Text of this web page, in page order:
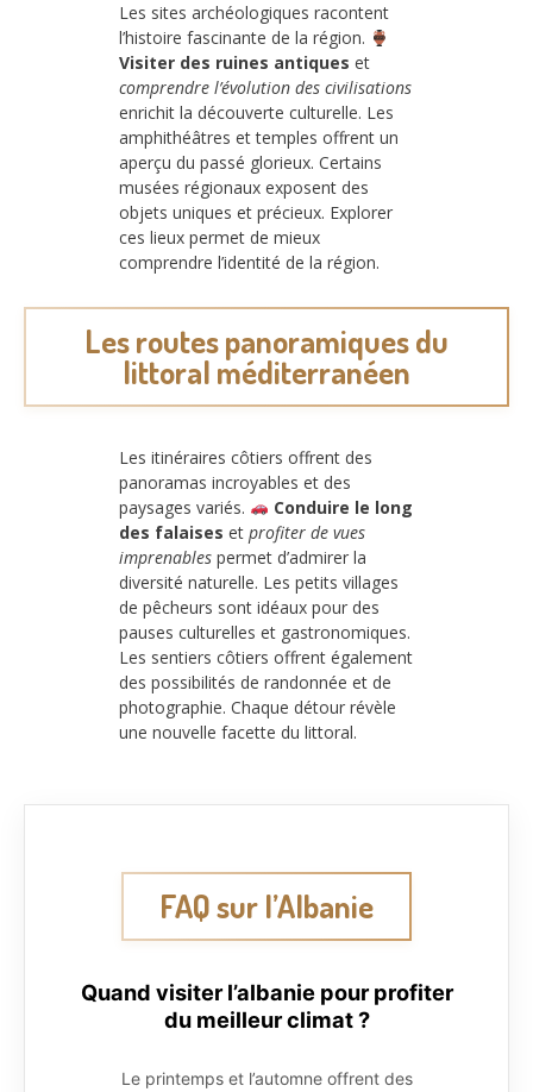
Les sites archéologiques racontent
l’histoire fascinante de la région.
Visiter des ruines antiques et
comprendre l’évolution des civilisations
enrichit la découverte culturelle. Les
amphithéâtres et temples offrent un
aperçu du passé glorieux. Certains
musées régionaux exposent des
objets uniques et précieux. Explorer
ces lieux permet de mieux
comprendre l’identité de la région.
Les routes panoramiques du
littoral méditerranéen
Les itinéraires côtiers offrent des
panoramas incroyables et des
paysages variés.
Conduire le long
des falaises et profiter de vues
imprenables permet d’admirer la
diversité naturelle. Les petits villages
de pêcheurs sont idéaux pour des
pauses culturelles et gastronomiques.
Les sentiers côtiers offrent également
des possibilités de randonnée et de
photographie. Chaque détour révèle
une nouvelle facette du littoral.
FAQ sur l’Albanie
Quand visiter l’albanie pour profiter
du meilleur climat ?
Le printemps et l’automne offrent des